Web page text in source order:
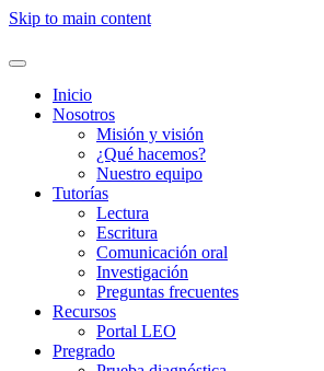
Skip to main content
Inicio
Nosotros
Misión y visión
¿Qué hacemos?
Nuestro equipo
Tutorías
Lectura
Escritura
Comunicación oral
Investigación
Preguntas frecuentes
Recursos
Portal LEO
Pregrado